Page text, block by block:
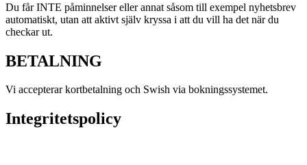
Du får INTE påminnelser eller annat såsom till exempel nyhetsbrev
automatiskt, utan att aktivt själv kryssa i att du vill ha det när du
checkar ut.
BETALNING
Vi accepterar kortbetalning och Swish via bokningssystemet.
Integritetspolicy